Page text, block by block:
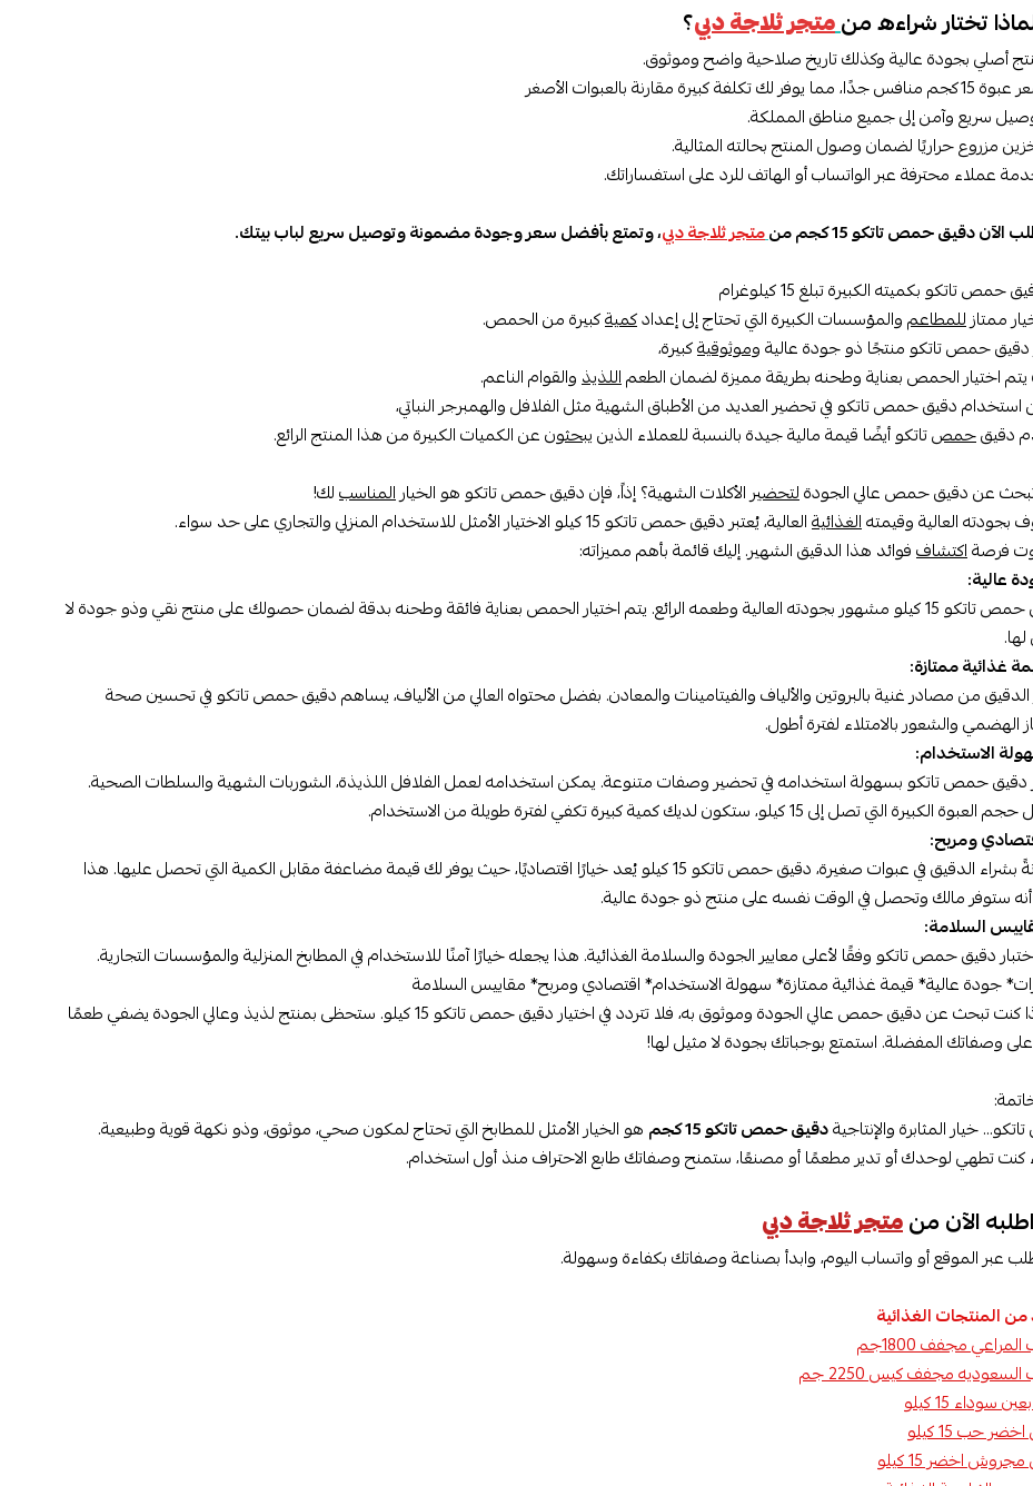
تختار شراءه منمتجر ثلاجة دبي؟
أصلي بجودة عالية وكذلك تاريخ صلاحية واضح وموثوق.
لك تكلفة كبيرة مقارنة بالعبوات الأصغر
سريع وآمن إلى جميع مناطق المملكة.
مزروع حراريًا لضمان وصول المنتج بحالته المثالية.
عملاء محترفة عبر الواتساب أو الهاتف للرد على استفساراتك.
الآن دقيق حمص تاتكو 15 كجم من
متجر ثلاجة دبي، وتمتع بأفضل سعر وجودة مضمونة وتوصيل سريع لباب بيتك.
حمص تاتكو بكميته الكبيرة تبلغ 15 كيلوغرام
ممتازللمطاعموالمؤسسات الكبيرة التي تحتاج إلى إعدادكميةكبيرة من الحمص.
دقيق حمص تاتكو منتجًا ذو جودة عاليةوموثوقيةكبيرة،
اختيار الحمص بعناية وطحنه بطريقة مميزة لضمان الطعماللذيذوالقوام الناعم.
دقيق حمص تاتكو في تحضير العديد من الأطباق الشهية مثل الفلافل والهمبرجر النباتي،
دقيقحمصتاتكو أيضًا قيمة مالية جيدة بالنسبة للعملاء الذينيبحثونعن الكميات الكبيرة من هذا المنتج الرائع.
عن دقيق حمص عالي الجودةلتحضيرالأكلات الشهية؟ إذاً، فإن دقيق حمص تاتكو هو الخيارالمناسبلك!
بجودته العالية وقيمتهالغذائيةالعالية، يُعتبر دقيق حمص تاتكو 15 كيلو الاختيار الأمثل للاستخدام المنزلي والتجاري على حد سواء.
فرصةاكتشاففوائد هذا الدقيق الشهير. إليك قائمة بأهم مميزاته:
دقيق حمص تاتكو 15 كيلو مشهور بجودته العالية وطعمه الرائع. يتم اختيار الحمص بعناية فائقة وطحنه بدقة لضمان حصولك على منتج نقي وذو جودة لا
الدقيق من مصادر غنية بالبروتين والألياف والفيتامينات والمعادن. بفضل محتواه العالي من الألياف، يساهم دقيق حمص تاتكو في تحسين صحة
الهضمي والشعور بالامتلاء لفترة أطول.
دقيق حمص تاتكو بسهولة استخدامه في تحضير وصفات متنوعة. يمكن استخدامه لعمل الفلافل اللذيذة، الشوربات الشهية والسلطات الصحية.
الكبيرة التي تصل إلى 15 كيلو، ستكون لديك كمية كبيرة تكفي لفترة طويلة من الاستخدام.
مقارنةً بشراء الدقيق في عبوات صغيرة، دقيق حمص تاتكو 15 كيلو يُعد خيارًا اقتصاديًا، حيث يوفر لك قيمة مضاعفة مقابل الكمية التي تحصل عليها. هذا
أنه ستوفر مالك وتحصل في الوقت نفسه على منتج ذو جودة عالية.
دقيق حمص تاتكو وفقًا لأعلى معايير الجودة والسلامة الغذائية. هذا يجعله خيارًا آمنًا للاستخدام في المطابخ المنزلية والمؤسسات التجارية.
جودة عالية* قيمة غذائية ممتازة* سهولة الاستخدام* اقتصادي ومربح* مقاييس السلامة
إذاً، إذا كنت تبحث عن دقيق حمص عالي الجودة وموثوق به، فلا تتردد في اختيار دقيق حمص تاتكو 15 كيلو. ستحظى بمنتج لذيذ وعالي الجودة يضفي طعمًا
على وصفاتك المفضلة. استمتع بوجباتك بجودة لا مثيل لها!
خيار المثابرة والإنتاجيةدقيق حمص تاتكو 15 كجم
هو الخيار الأمثل للمطابخ التي تحتاج لمكون صحي، موثوق، وذو نكهة قوية وطبيعية.
كنت تطهي لوحدك أو تدير مطعمًا أو مصنعًا، ستمنح وصفاتك طابع الاحتراف منذ أول استخدام.
الآن منمتجر ثلاجة دبي
عبر الموقع أو واتساب اليوم، وابدأ بصناعة وصفاتك بكفاءة وسهولة.
المنتجات الغذائية
مجفف 1800جم
مجفف كيس 2250 جم
سوداء 15 كيلو
حب 15 كيلو
اخضر 15 كيلو